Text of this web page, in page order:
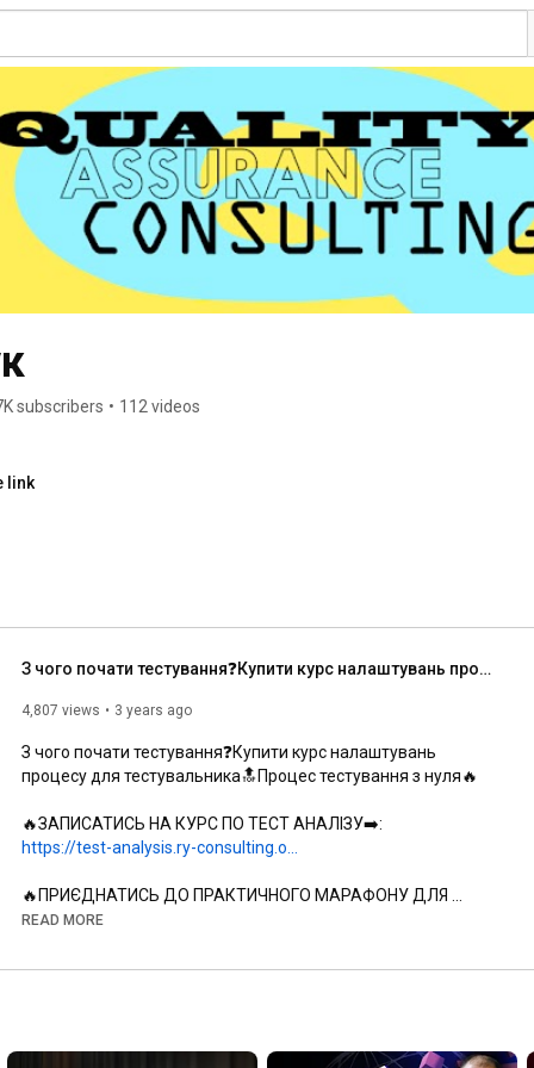
subscribers • 112 videos
link
З чого почати тестування❓Купити курс налаштувань процесу для тестувальника🔝Процес тестування з нуля🔥
4,807 views 3 years ago
З чого почати тестування❓Купити курс налаштувань
процесу для тестувальника🔝Процес тестування з нуля🔥
https://test-analysis.ry-consulting.o...
🔥ПРИЄДНАТИСЬ ДО ПРАКТИЧНОГО МАРАФОНУ ДЛЯ
ТЕСТУВАЛЬНИКІВ➡️:
⬇️ПІДПИСУЙТЕСЬ НА МІЙ ЕКСПЕРТНИЙ ТЕЛЕГРАМ-КАНАЛ:⬇️
READ MORE